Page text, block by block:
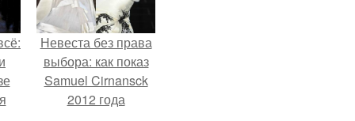
Невеста без права
выбора: как показ
Samuel Cirnansck
2012 года